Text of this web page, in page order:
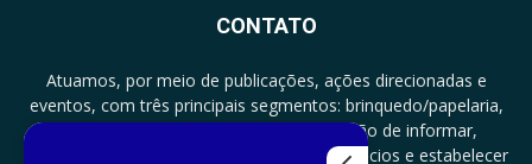
CONTATO
Atuamos, por meio de publicações, ações direcionadas e
eventos, com três principais segmentos: brinquedo/papelaria,
licenciamento e zero a três com a missão de informar,
documentar, proporcionar encontro de negócios e estabelecer